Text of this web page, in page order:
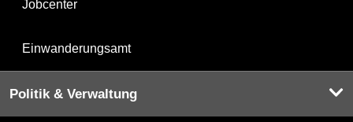
Jobcenter
Einwanderungsamt
Politik & Verwaltung